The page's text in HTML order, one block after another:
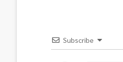
Subscribe